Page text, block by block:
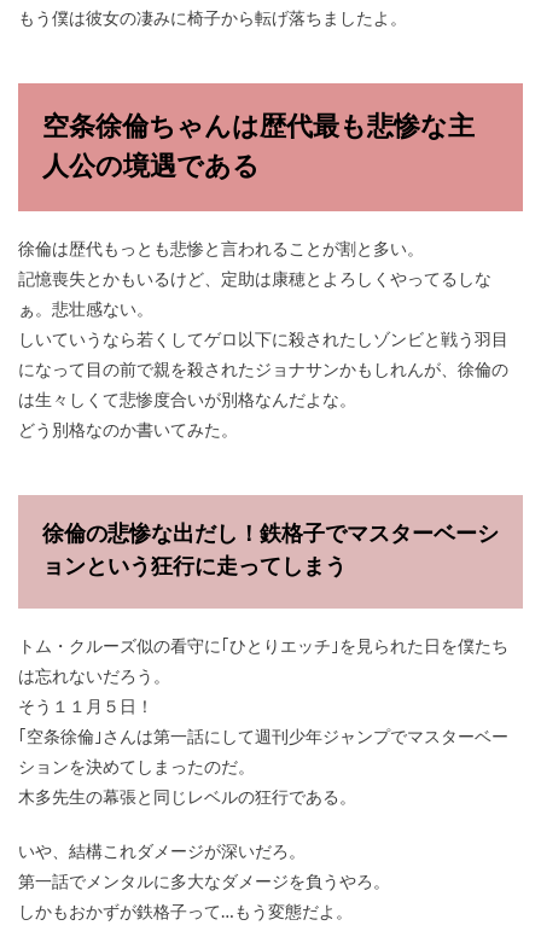
もう僕は彼女の凄みに椅子から転げ落ちましたよ。
空条徐倫ちゃんは歴代最も悲惨な主
人公の境遇である
徐倫は歴代もっとも悲惨と言われることが割と多い。
記憶喪失とかもいるけど、定助は康穂とよろしくやってるしな
ぁ。悲壮感ない。
しいていうなら若くしてゲロ以下に殺されたしゾンビと戦う羽目
になって目の前で親を殺されたジョナサンかもしれんが、徐倫の
は生々しくて悲惨度合いが別格なんだよな。
どう別格なのか書いてみた。
徐倫の悲惨な出だし！鉄格子でマスターベーシ
ョンという狂行に走ってしまう
トム・クルーズ似の看守に｢ひとりエッチ｣を見られた日を僕たち
は忘れないだろう。
そう１１月５日！
｢空条徐倫｣さんは第一話にして週刊少年ジャンプでマスターベー
ションを決めてしまったのだ。
木多先生の幕張と同じレベルの狂行である。
いや、結構これダメージが深いだろ。
第一話でメンタルに多大なダメージを負うやろ。
しかもおかずが鉄格子って…もう変態だよ。